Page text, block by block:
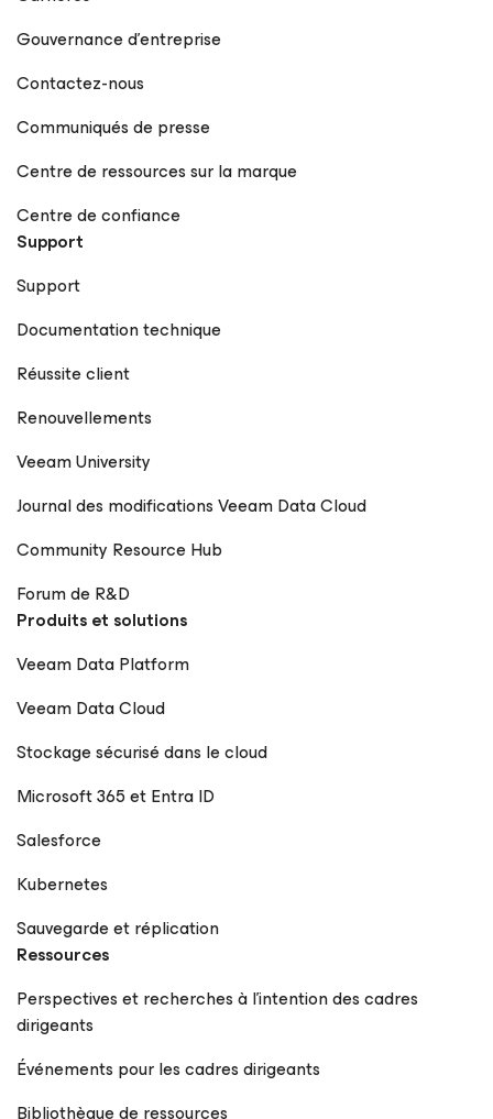
Gouvernance d’entreprise
Contactez-nous
Communiqués de presse
Centre de ressources sur la marque
Centre de confiance
Support
Support
Documentation technique
Réussite client
Renouvellements
Veeam University
Journal des modifications Veeam Data Cloud
Community Resource Hub
Forum de R&D
Produits et solutions
Veeam Data Platform
Veeam Data Cloud
Stockage sécurisé dans le cloud
Microsoft 365 et Entra ID
Salesforce
Kubernetes
Sauvegarde et réplication
Ressources
Perspectives et recherches à l’intention des cadres
dirigeants
Événements pour les cadres dirigeants
Bibliothèque de ressources